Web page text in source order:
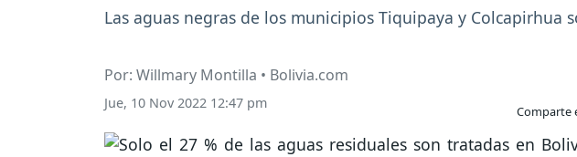
Las aguas negras de los municipios Tiquipaya y Colcapirhua
Por: Willmary Montilla • Bolivia.com
Jue, 10 Nov 2022 12:47 pm Comparte